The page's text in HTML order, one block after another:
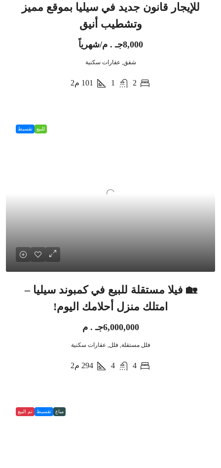
للإيجار قانون جديد في سيليا بموقع مميز
وتشطيب أنيق
8,000جـ . م/شهرياً
شقق, عقارات سكنية
2
1
101 م2
للبيع تقسيط
🏡 فيلا مستقلة للبيع في كمبوند سيليا –
امتلك منزل أحلامك اليوم!
6,000,000جـ . م
فلل مستقلة, فلل, عقارات سكنية
4
4
294 م2
مباع تقسيط تم البيع